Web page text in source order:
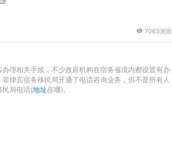
7063浏览
理相关手续，不少政府机构在宿务省境内都设置有办
律宾宿务移民局开通了电话咨询业务，但不是所有人
民局电话(地址在哪)。